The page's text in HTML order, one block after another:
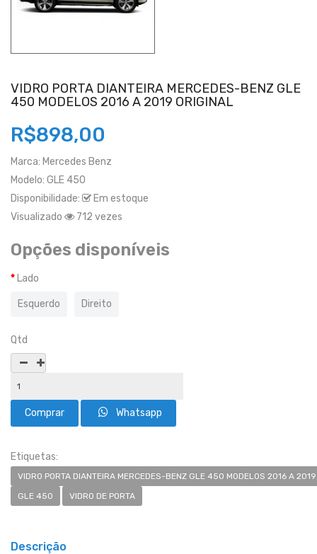
VIDRO PORTA DIANTEIRA MERCEDES-BENZ GLE
450 MODELOS 2016 A 2019 ORIGINAL
R$898,00
Marca: Mercedes Benz
Modelo: GLE 450
Disponibilidade:
Em estoque
Visualizado
712 vezes
Opções disponíveis
Lado
Esquerdo Direito
Qtd
Whatsapp
Etiquetas:
VIDRO PORTA DIANTEIRA MERCEDES-BENZ GLE 450 MODELOS 2016 A
GLE 450
VIDRO DE PORTA
Descrição